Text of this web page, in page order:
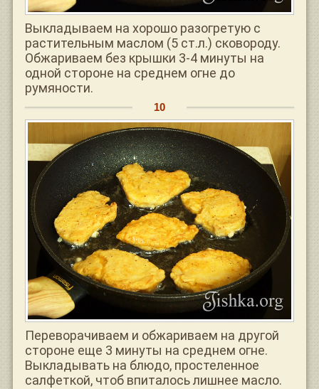
Выкладываем на хорошо разогретую с
растительным маслом (5 ст.л.) сковороду.
Обжариваем без крышки 3-4 минуты на
одной стороне на среднем огне до
румяности.
Переворачиваем и обжариваем на другой
стороне еще 3 минуты на среднем огне.
Выкладывать на блюдо, простеленное
салфеткой, чтоб впиталось лишнее масло.